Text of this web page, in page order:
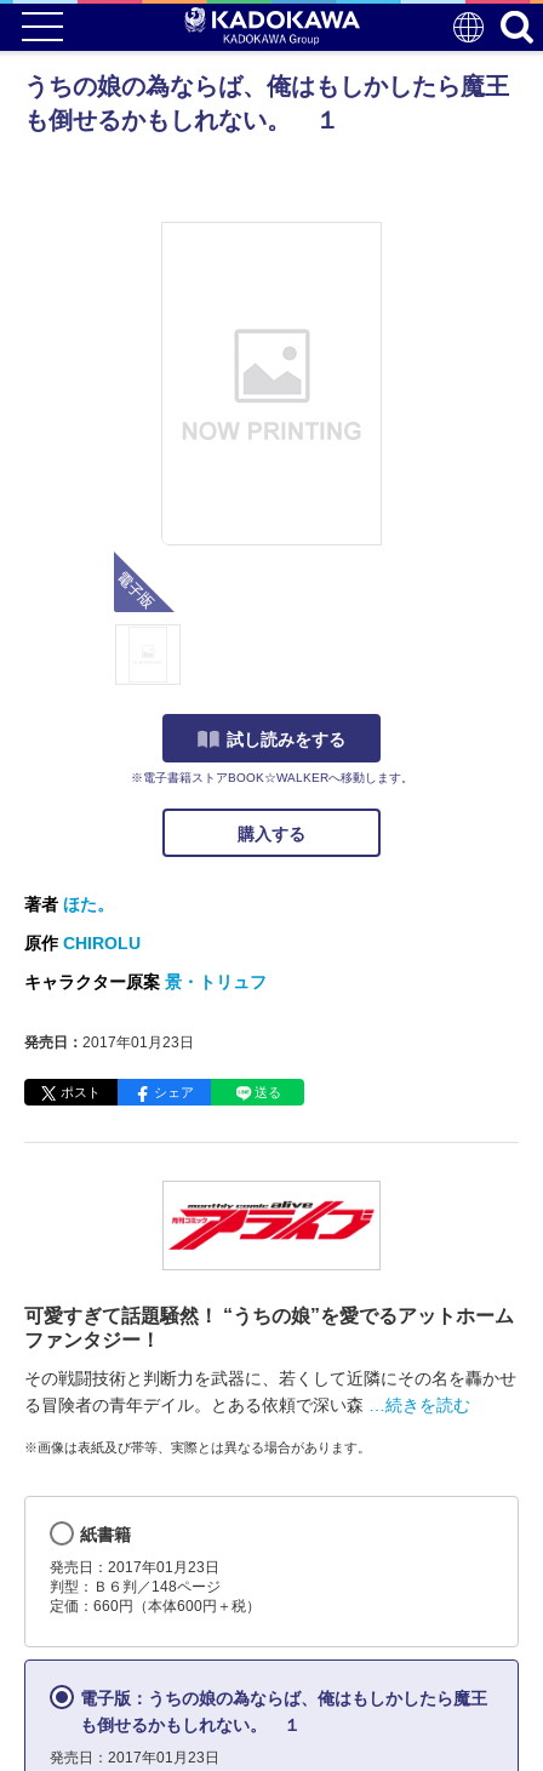
うちの娘の為ならば、俺はもしかしたら魔王
も倒せるかもしれない。 １
試し読みをする
※電子書籍ストアBOOK☆WALKERへ移動します。
購入する
著者 ほた。
原作CHIROLU
キャラクター原案 景・トリュフ
発売日： 2017年01月23日
ポスト シェア 送る
可愛すぎて話題騒然！ “うちの娘”を愛でるアットホーム
ファンタジー！
その戦闘技術と判断力を武器に、若くして近隣にその名を轟かせ
る冒険者の青年デイル。とある依頼で深い森
…続きを読む
※画像は表紙及び帯等、実際とは異なる場合があります。
紙書籍
発売日：2017年01月23日
判型：Ｂ６判／148ページ
定価：660円（本体600円＋税）
電子版：うちの娘の為ならば、俺はもしかしたら魔王
も倒せるかもしれない。 １
発売日：2017年01月23日